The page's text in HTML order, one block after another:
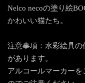
Nelco necoの塗り絵
かわいい猫たち。
注意事項：水彩絵具
があります。
アルコールマーカー